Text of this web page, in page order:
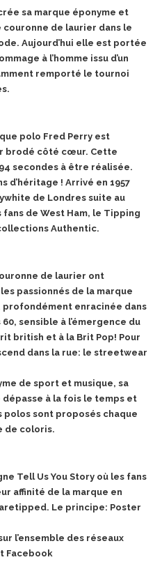
sa marque éponyme et
couronne de laurier dans le
Aujourd’hui elle est portée
à l’homme issu d’un
remporté le tournoi
polo Fred Perry est
brodé côté cœur. Cette
secondes à être réalisée.
d’héritage ! Arrivé en 1957
de Londres suite au
de West Ham, le Tipping
Authentic.
de laurier ont
passionnés de la marque
profondément enracinée dans
60, sensible à l’émergence du
british et à la Brit Pop! Pour
dans la rue: le streetwear
de sport et musique, sa
à la fois le temps et
polos sont proposés chaque
de coloris.
Tell Us You Story où les fans
affinité de la marque en
Le principe: Poster
l’ensemble des réseaux
Facebook